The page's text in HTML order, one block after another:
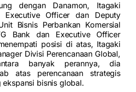
dengan Danamon, Itagaki
Executive Officer dan Deputy
Bisnis Perbankan Komersial
Bank dan Executive Officer
posisi di atas, Itagaki
Divisi Perencanaan Global,
banyak perannya, dia
atas perencanaan strategis
bisnis global.